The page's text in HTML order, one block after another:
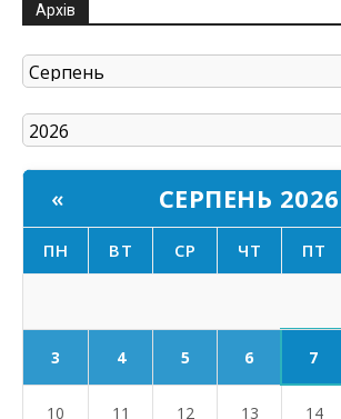
Архів
« СЕРПЕНЬ 2026
ПН ВТ СР ЧТ ПТ
3 4 5 6 7
10 11 12 13 14